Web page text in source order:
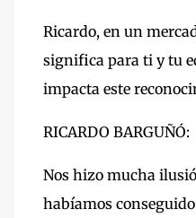
Ricardo, en un
significa para ti y tu
impacta este
RICARDO BARGUÑÓ:
Nos hizo mucha
habíamos